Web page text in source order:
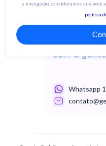
Quer falar
com a
Whatsapp
a navegação, consideramos que você
política